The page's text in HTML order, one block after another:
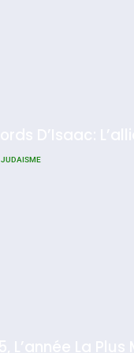
JUDAISME